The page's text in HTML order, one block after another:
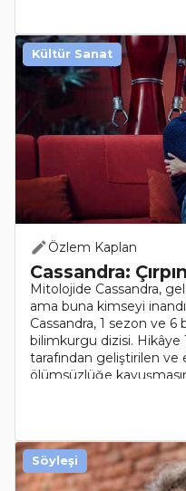
Özlem Kaplan
Cassandra:
Mitolojide Cassandra,
ama buna kimseyi
Cassandra, 1 sezon ve
bilimkurgu dizisi. Hikâye
tarafından geliştirilen ve
ölümsüzlüğe
Kültür Sanat
Söyleşi